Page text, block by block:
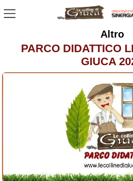
Altro
PARCO DIDATTICO
GIUCA